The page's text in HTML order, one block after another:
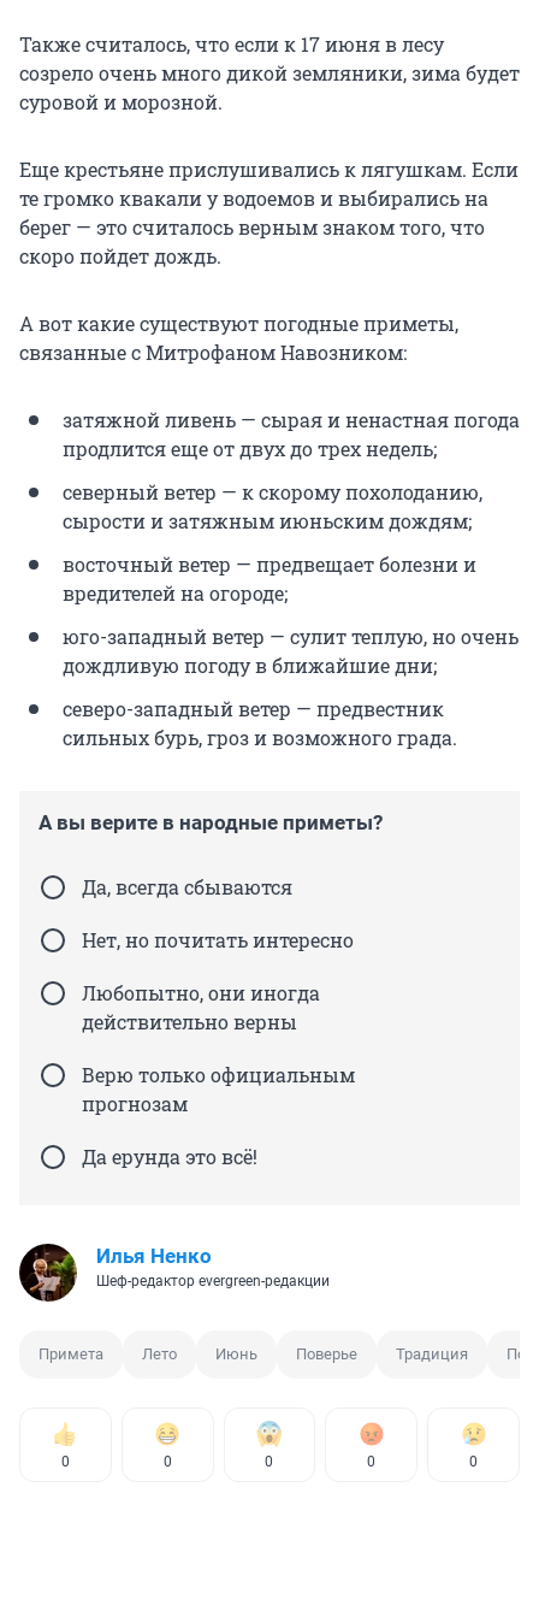
Также считалось, что если к 17 июня в лесу
созрело очень много дикой земляники, зима будет
суровой и морозной.
Еще крестьяне прислушивались к лягушкам. Если
те громко квакали у водоемов и выбирались на
берег — это считалось верным знаком того, что
скоро пойдет дождь.
А вот какие существуют погодные приметы,
связанные с Митрофаном Навозником:
затяжной ливень — сырая и ненастная погода
продлится еще от двух до трех недель;
северный ветер — к скорому похолоданию,
сырости и затяжным июньским дождям;
восточный ветер — предвещает болезни и
вредителей на огороде;
юго-западный ветер — сулит теплую, но очень
дождливую погоду в ближайшие дни;
северо-западный ветер — предвестник
сильных бурь, гроз и возможного града.
А вы верите в народные приметы?
Да, всегда сбываются
Нет, но почитать интересно
Любопытно, они иногда
действительно верны
Верю только официальным
прогнозам
Да ерунда это всё!
Илья Ненко
Шеф-редактор evergreen-редакции
Примета Лето Июнь Поверье Традиция
0 0 0 0 0